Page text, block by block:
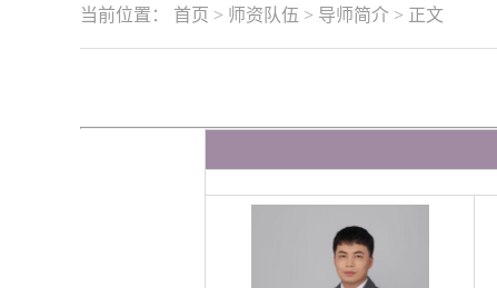
当前位置： 首页 > 师资队伍 > 导师简介 > 正文